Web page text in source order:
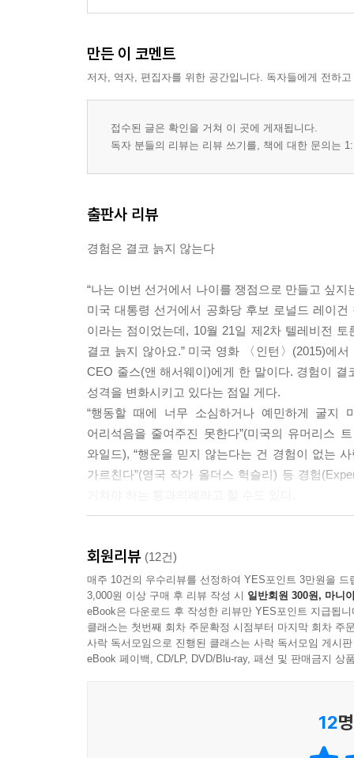
제7장 행복·인생·법
우리 인생은 커다란 모자이크와 같다 life · 215
사람 사는 게 다 그런 겁니다 way · 221
만든 이 코멘트
저자, 역자, 편집자를 위한 공간입니다. 독자들에게 전하
접수된 글은 확인을 거쳐 이 곳에 게재됩니다.
독자 분들의 리뷰는 리뷰 쓰기를, 책에 대한 문의는
출판사 리뷰
경험은 결코 늙지 않는다
“나는 이번 선거에서 나이를 쟁점으로 만들고 싶
미국 대통령 선거에서 공화당 후보 로널드 레이
이라는 점이었는데, 10월 21일 제2차 텔레비전
결코 늙지 않아요.” 미국 영화 〈인턴〉(2015)에
CEO 줄스(앤 해서웨이)에게 한 말이다. 경험이
성격을 변화시키고 있다는 점일 게다.
“행동할 때에 너무 소심하거나 예민하게 굴지
어리석음을 줄여주진 못한다”(미국의 유머리스
와일드), “행운을 믿지 않는다는 건 경험이 없는
가르친다”(영국 작가 올더스 헉슬리) 등 경험
“어느 방향으로 가느냐를 결정하는 것은 바람의
수는 없지만 돛을 움직여 목적지에 도달할 수 있
바람에 편승하는 게 아니라 바람을 거슬러 이륙
모른다면 바람이 무슨 소용이겠는가?”고 말했다.
second wind는 운동하는 중에 고통이 줄어들고
이어지는 상황’을 뜻한다. a whirlwind romance
회원리뷰 (12건)
매주 10건의 우수리뷰를 선정하여 YES포인트 3만원을 드
3,000원 이상 구매 후 리뷰 작성 시 일반회원 300원, 마니
eBook은 다운로드 후 작성한 리뷰만 YES포인트 지급됩니
클래스는 첫번째 회차 주문확정 시점부터 마지막 회차 주
사락 독서모임으로 진행된 클래스는 사락 독서모임 게시
eBook 페이백, CD/LP, DVD/Blu-ray, 패션 및 판매금지 상
12